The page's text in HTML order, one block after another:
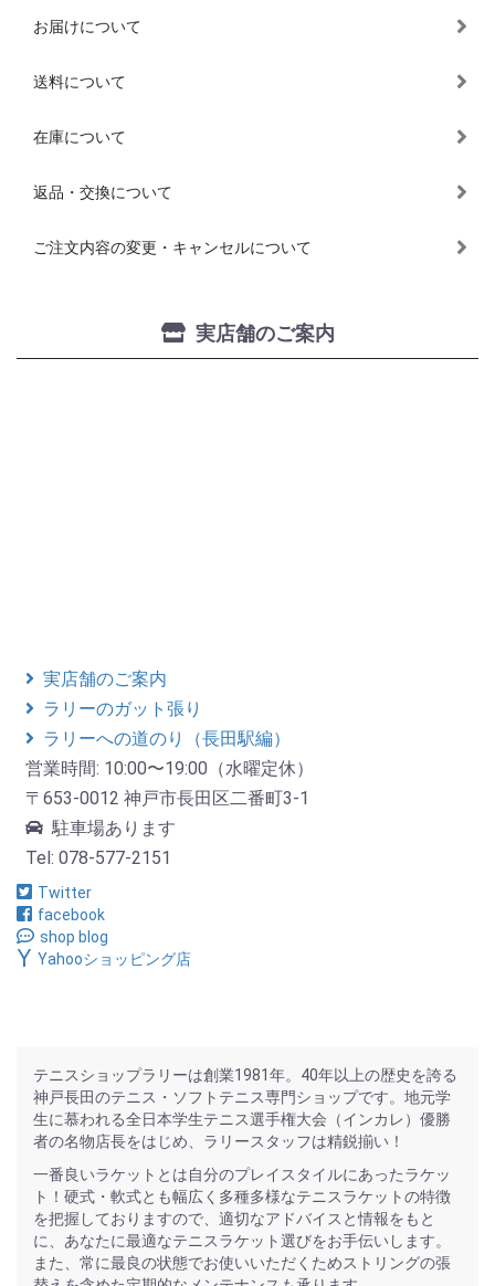
お届けについて
送料について
在庫について
返品・交換について
ご注文内容の変更・キャンセルについて
実店舗のご案内
実店舗のご案内
ラリーのガット張り
ラリーへの道のり（長田駅編）
営業時間: 10:00〜19:00（水曜定休）
〒653-0012 神戸市長田区二番町3-1
駐車場あります
Tel: 078-577-2151
Twitter
facebook
shop blog
Yahooショッピング店
テニスショップラリーは創業1981年。40年以上の歴史を誇る
神戸長田のテニス・ソフトテニス専門ショップです。地元学
生に慕われる全日本学生テニス選手権大会（インカレ）優勝
者の名物店長をはじめ、ラリースタッフは精鋭揃い！
一番良いラケットとは自分のプレイスタイルにあったラケッ
ト！硬式・軟式とも幅広く多種多様なテニスラケットの特徴
を把握しておりますので、適切なアドバイスと情報をもと
に、あなたに最適なテニスラケット選びをお手伝いします。
また、常に最良の状態でお使いいただくためストリングの張